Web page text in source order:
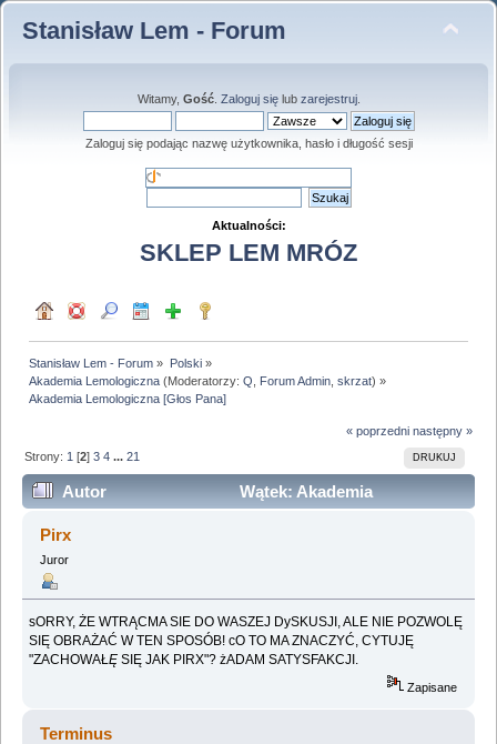
Stanisław Lem - Forum
Witamy, Gość. Zaloguj sięlub zarejestruj.
Zaloguj się podając nazwę użytkownika, hasło i długość sesji
Aktualności:
SKLEP LEM MRÓZ
Stanisław Lem - Forum » Polski»
Akademia Lemologiczna (Moderatorzy:Q Forum Admin ,skrzat) »
Akademia Lemologiczna [Głos Pana]
« poprzedni następny »
DRUKUJ
Strony: 1 [2]3 4 ...21
Autor
Wątek: Akademia
Lemologiczna [Głos Pana] (Przeczytany 615191 razy)
Pirx
Juror
sORRY, ŻE WTRĄCMA SIE DO WASZEJ DySKUSJI, ALE NIE POZWOLĘ
SIĘ OBRAŻAĆ W TEN SPOSÓB! cO TO MA ZNACZYĆ, CYTUJĘ
"ZACHOWAŁĘ SIĘ JAK PIRX"? żADAM SATYSFAKCJI.
Zapisane
Terminus